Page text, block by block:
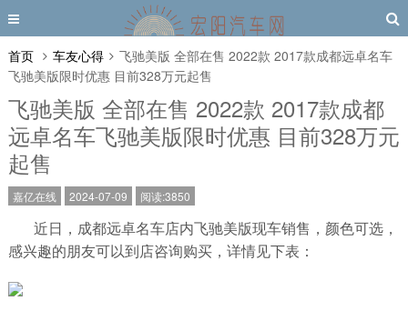
首页 车友心得
飞驰美版 全部在售 2022款 2017款成都远卓名车
飞驰美版限时优惠 目前328万元起售
飞驰美版 全部在售 2022款 2017款成都
远卓名车飞驰美版限时优惠 目前328万元
起售
嘉亿在线 2024-07-09 阅读:3850
近日，成都远卓名车店内飞驰美版现车销售，颜色可选，
感兴趣的朋友可以到店咨询购买，详情见下表：